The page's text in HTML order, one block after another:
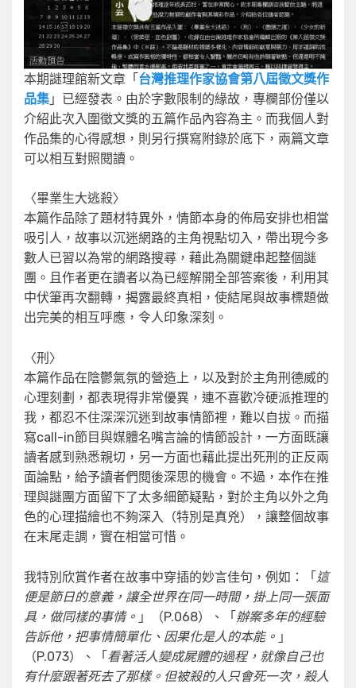
本期謎理館新文章「 台灣推理作家協會第八屆徵文獎作
品集 」已經發表。由於字數限制的緣故，專欄部份僅以
介紹此次入圍徵文獎的五篇作品內容為主。而我個人對
作品集的心得感想，則另行撰寫附錄於底下，兩篇文章
可以相互對照閱讀。
〈畢業生大逃殺〉
本篇作品除了題材特異外，情節本身的佈局安排也相當
吸引人，故事以沉迷網路的主角視點切入，帶出現今多
數人已習以為常的網路搜尋，藉此為關鍵串起整個謎
團。且作者更在讀者以為已經解開全部答案後，利用其
中伏筆再次翻轉，揭露最終真相，使結尾與故事標題做
出完美的相互呼應，令人印象深刻。
〈刑〉
本篇作品在陰鬱氣氛的營造上，以及對於主角刑德威的
心理刻劃，都表現得非常優異，連不喜歡冷硬派推理的
我，都忍不住深深沉迷到故事情節裡，難以自拔。而描
寫call-in節目與媒體名嘴言論的情節設計，一方面既讓
讀者感到熟悉親切，另一方面也藉此提出死刑的正反兩
面論點，給予讀者們閱後深思的機會。不過，本作在推
理與謎團方面留下了太多細節疑點，對於主角以外之角
色的心理描繪也不夠深入（特別是真兇），讓整個故事
在末尾走調，實在相當可惜。
我特別欣賞作者在故事中穿插的妙言佳句，例如：「 這
便是節日的意義，讓全世界在同一時間，掛上同一張面
具，做同樣的事情。 」（P.068）、「 辦案多年的經驗
告訴他，把事情簡單化、因果化是人的本能。 」
（P.073）、「 看著活人變成屍體的過程，就像自己也
有什麼跟著死去了那樣。但被殺的人只會死一次，殺人